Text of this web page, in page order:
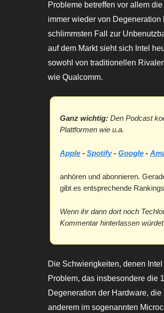
Probleme betreffen vor allem
immer wieder von
schlimmsten Fall zur
auf dem Markt sieht sich Intel
sowohl von traditionellen
wie Qualcomm.
Ganz wichtig: Den Podcast
Plattformen wie u.a.
Apple - Spotify- Google -
anhören und abonnieren.
gibt es entsprechende
Wenn ihr dann dort noch
Kommentar hinterlassen
Die Schwierigkeiten, denen
Problem, das insbesondere die
Degeneration der Hardware,
anderem im sogenannten